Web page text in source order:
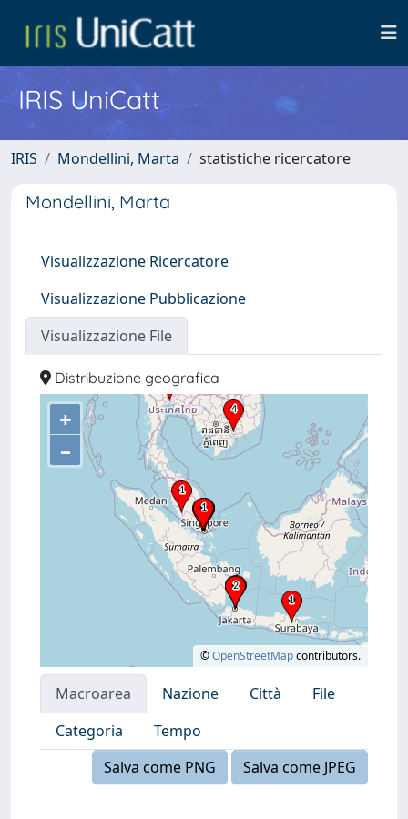
IRIS UniCatt
IRIS Mondellini, Marta statistiche ricercatore
Mondellini, Marta
Visualizzazione Ricercatore
Visualizzazione Pubblicazione
Visualizzazione File
Distribuzione geografica
+
–
©OpenStreetMapcontributors.
Macroarea Nazione Città
File
Categoria
Tempo
Salva come PNG
Salva come JPEG